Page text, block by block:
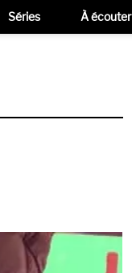
Séries À écouter